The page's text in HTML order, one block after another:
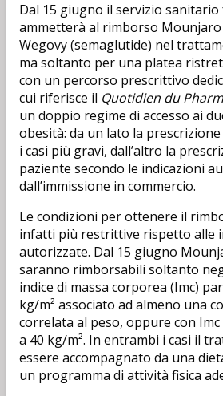
Dal 15 giugno il servizio sanitario
ammetterà al rimborso
Wegovy (semaglutide) nel
ma soltanto per una platea
con un percorso prescrittivo
cui riferisce il Quotidien du
un doppio regime di accesso ai
obesità: da un lato la
i casi più gravi, dall’altro la
paziente secondo le indicazioni
dall’immissione in commercio.
Le condizioni per ottenere il
infatti più restrittive rispetto alle
autorizzate. Dal 15 giugno
saranno rimborsabili soltanto
indice di massa corporea (Imc)
kg/m² associato ad almeno una
correlata al peso, oppure con
a 40 kg/m². In entrambi i casi il
essere accompagnato da una
un programma di attività fisica